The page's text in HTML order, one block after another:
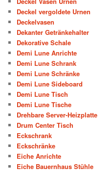
Deckel vergoldete Urnen
Deckelvasen
Dekanter Getränkehalter
Dekorative Schale
Demi Lune Anrichte
Demi Lune Schrank
Demi Lune Schränke
Demi Lune Sideboard
Demi Lune Tisch
Demi Lune Tische
Drehbare Server-Heizplatte
Drum Center Tisch
Eckschrank
Eckschränke
Eiche Anrichte
Eiche Bauernhaus Stühle